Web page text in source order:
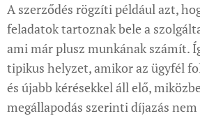
A szerződés rögzíti például azt,
feladatok tartoznak bele a
ami már plusz munkának számít.
tipikus helyzet, amikor az ügyfél
és újabb kérésekkel áll elő,
megállapodás szerinti díjazás